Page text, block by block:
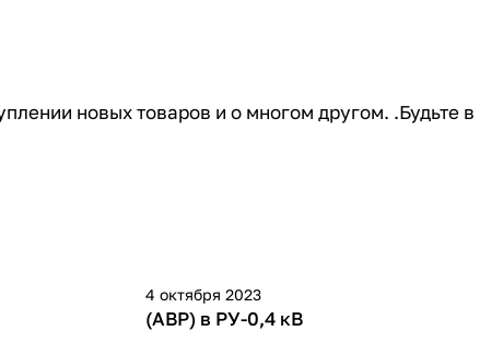
новых товаров и о многом другом. .Будьте в
4 октября 2023
(АВР) в РУ-0,4 кВ